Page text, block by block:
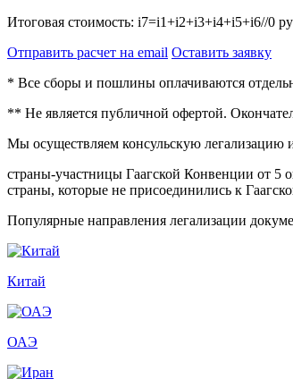
Итоговая стоимость: i7=i1+i2+i3+i4+i5+i6//0
Отправить расчет на email Оставить заявку
* Все сборы и пошлины оплачиваются
** Не является публичной офертой.
Мы осуществляем консульскую легализацию
страны-участницы Гаагской Конвенции от 5
страны, которые не присоединились к
Популярные направления легализации
Китай
ОАЭ